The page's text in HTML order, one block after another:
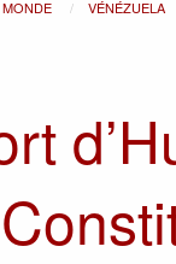
VÉNÉZUELA